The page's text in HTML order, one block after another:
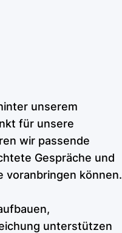
unserem
für unsere
wir passende
Gespräche und
voranbringen können.
unterstützen